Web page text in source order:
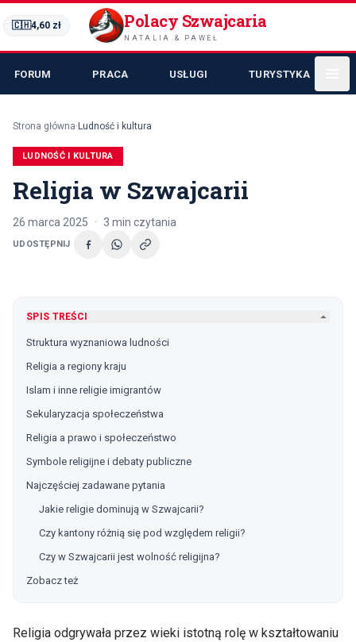
🇨🇭4,60 zł Polacy Szwajcaria
NATALIA & PAWEŁ
FORUM PRACA USŁUGI TURYSTYKA
Strona główna· Ludność i kultura
LUDNOŚĆ I KULTURA
Religia w Szwajcarii
26 marca 2025 · 3 min czytania
UDOSTĘPNIJ
SPIS TREŚCI
Struktura wyznaniowa ludności
Religia a regiony kraju
Islam i inne religie imigrantów
Sekularyzacja społeczeństwa
Religia a prawo i społeczeństwo
Symbole religijne i debaty publiczne
Najczęściej zadawane pytania
Jakie religie dominują w Szwajcarii?
Czy kantony różnią się pod względem religii?
Czy w Szwajcarii jest wolność religijna?
Zobacz też
Religia odgrywała przez wieki istotną rolę w kształtowaniu